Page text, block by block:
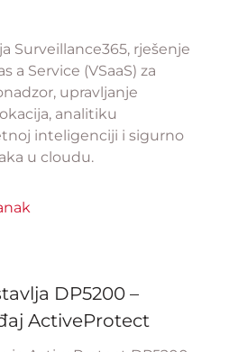
Surveillance365, rješenje
a Service (VSaaS) za
upravljanje
analitiku
inteligenciji i sigurno
u cloudu.
DP5200 –
ActiveProtect